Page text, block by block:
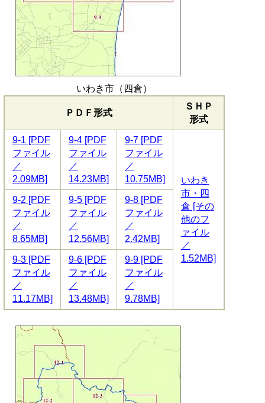
いわき市（四倉）
ＰＤＦ形式
ＳＨＰ
形式
9-1 [PDF
ファイル
／
2.09MB]
9-4 [PDF
ファイル
／
14.23MB]
9-7 [PDF
ファイル
／
10.75MB]
いわき
市・四
倉 [その
他のフ
ァイル
／
1.52MB]
9-2 [PDF
ファイル
／
8.65MB]
9-5 [PDF
ファイル
／
12.56MB]
9-8 [PDF
ファイル
／
2.42MB]
9-3 [PDF
ファイル
／
11.17MB]
9-6 [PDF
ファイル
／
13.48MB]
9-9 [PDF
ファイル
／
9.78MB]